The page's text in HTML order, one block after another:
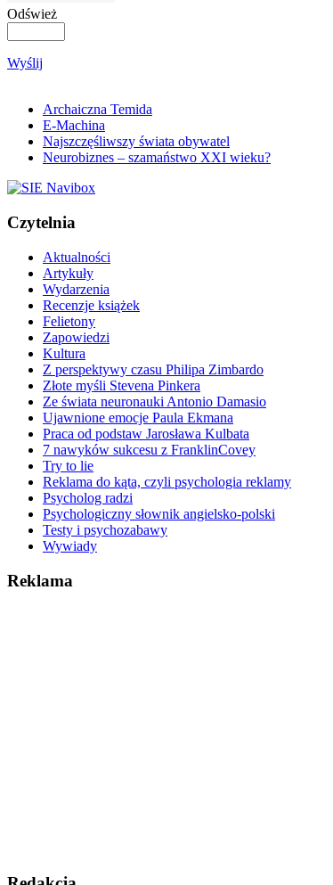
Odśwież
Wyślij
Archaiczna Temida
E-Machina
Najszczęśliwszy świata obywatel
Neurobiznes – szamaństwo XXI wieku?
Czytelnia
Aktualności
Artykuły
Wydarzenia
Recenzje książek
Felietony
Zapowiedzi
Kultura
Z perspektywy czasu Philipa Zimbardo
Złote myśli Stevena Pinkera
Ze świata neuronauki Antonio Damasio
Ujawnione emocje Paula Ekmana
Praca od podstaw Jarosława Kulbata
7 nawyków sukcesu z FranklinCovey
Try to lie
Reklama do kąta, czyli psychologia reklamy
Psycholog radzi
Psychologiczny słownik angielsko-polski
Testy i psychozabawy
Wywiady
Reklama